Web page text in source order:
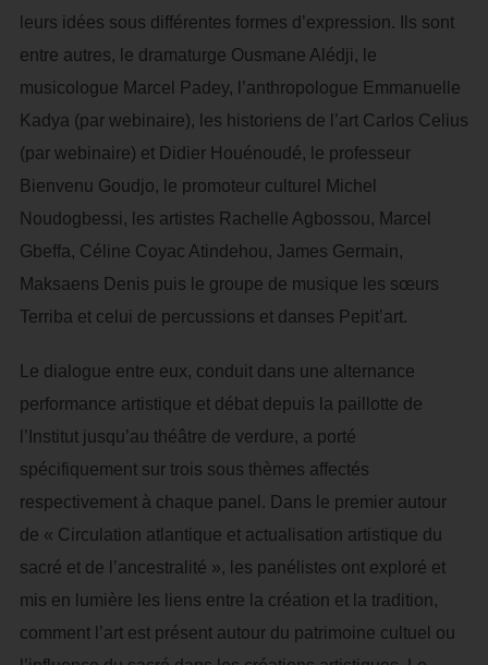
leurs idées sous différentes formes d’expression. Ils sont
entre autres, le dramaturge Ousmane Alédji, le
musicologue Marcel Padey, l’anthropologue Emmanuelle
Kadya (par webinaire), les historiens de l’art Carlos Celius
(par webinaire) et Didier Houénoudé, le professeur
Bienvenu Goudjo, le promoteur culturel Michel
Noudogbessi, les artistes Rachelle Agbossou, Marcel
Gbeffa, Céline Coyac Atindehou, James Germain,
Maksaens Denis puis le groupe de musique les sœurs
Terriba et celui de percussions et danses Pepit’art.
Le dialogue entre eux, conduit dans une alternance
performance artistique et débat depuis la paillotte de
l’Institut jusqu’au théâtre de verdure, a porté
spécifiquement sur trois sous thèmes affectés
respectivement à chaque panel. Dans le premier autour
de « Circulation atlantique et actualisation artistique du
sacré et de l’ancestralité », les panélistes ont exploré et
mis en lumière les liens entre la création et la tradition,
comment l’art est présent autour du patrimoine cultuel ou